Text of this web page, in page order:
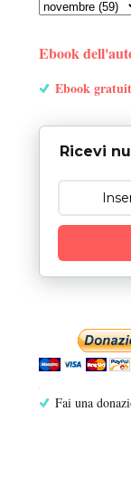
Ebook
Ebook
Ricevi
Fai una